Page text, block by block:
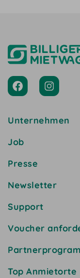
Unternehmen
Job
Presse
Newsletter
Support
Voucher
Top Anmietorte